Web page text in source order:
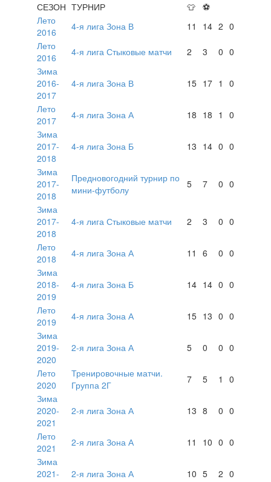
СЕЗОН ТУРНИР 👕 ⚽
Лето
2016
4-я лига Зона В 11 14 2 0
Лето
2016
4-я лига Стыковые матчи 2 3 0 0
Зима
2016-
2017
4-я лига Зона В 15 17 1 0
Лето
2017
4-я лига Зона А 18 18 1
0
Зима
2017-
2018
4-я лига Зона Б 13 14 0 0
Зима
2017-
2018
Предновогодний турнир по
мини-футболу
5 7 0 0
Зима
2017-
2018
4-я лига Стыковые матчи 2 3 0 0
Лето
2018
4-я лига Зона А 11 6 0 0
Зима
2018-
2019
4-я лига Зона Б 14 14 0 0
Лето
2019
4-я лига Зона А 15 13 0 0
Зима
2019-
2020
2-я лига Зона А 5 0 0 0
Лето
2020
Тренировочные матчи.
Группа 2Г
7 5 1
0
Зима
2020-
2021
2-я лига Зона А 13 8 0 0
Лето
2021
2-я лига Зона А 11 10 0 0
Зима
2021-
2-я лига Зона А 10 5 2 0